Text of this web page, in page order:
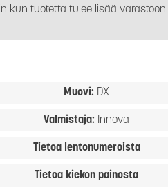
kun tuotetta tulee lisää varastoon.
Muovi: DX
Valmistaja: Innova
Tietoa lentonumeroista
Tietoa kiekon painosta